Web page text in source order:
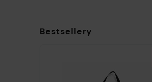
Bestsellery